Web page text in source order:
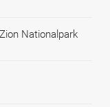
Nationalpark